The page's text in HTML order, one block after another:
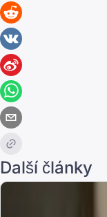
Další články